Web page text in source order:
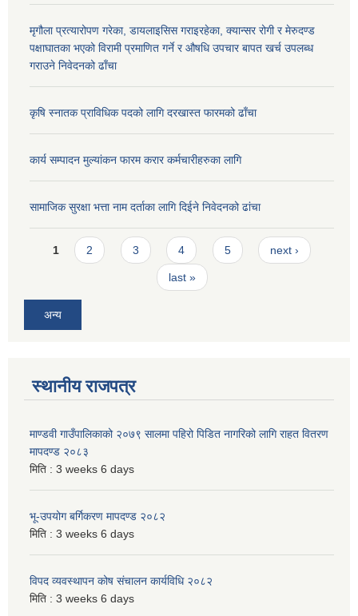
मृगौला प्रत्यारोपण गरेका, डायलाइसिस गराइरहेका, क्यान्सर रोगी र मेरुदण्ड
पक्षाघातका भएको विरामी प्रमाणित गर्ने र औषधि उपचार बापत खर्च उपलब्ध
गराउने निवेदनको ढाँचा
कृषि स्नातक प्राविधिक पदको लागि दरखास्त फारमको ढाँचा
कार्य सम्पादन मुल्यांकन फारम करार कर्मचारीहरुका लागि
सामाजिक सुरक्षा भत्ता नाम दर्ताका लागि दिईने निवेदनको ढांचा
Pages
1 2 3 4 5 next ›
last »
अन्य
स्थानीय राजपत्र
माण्डवी गाउँपालिकाको २०७९ सालमा पहिरो पिडित नागरिको लागि राहत वितरण
मापदण्ड २०८३
मिति : 3 weeks 6 days
भू-उपयोग बर्गिकरण मापदण्ड २०८२
मिति : 3 weeks 6 days
विपद व्यवस्थापन कोष संचालन कार्यविधि २०८२
मिति : 3 weeks 6 days